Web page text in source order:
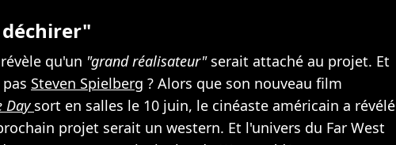
déchirer"
qu'un "grand réalisateur"serait attaché au projet. Et
Steven Spielberg ? Alors que son nouveau film
Day sort en salles le 10 juin, le cinéaste américain a révélé
projet serait un western. Et l'univers du Far West